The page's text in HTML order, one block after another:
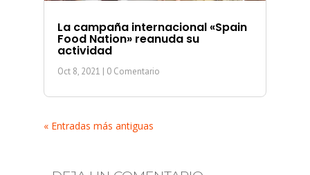
La campaña internacional «Spain
Food Nation» reanuda su
actividad
Oct 8, 2021 | 0 Comentario
« Entradas más antiguas